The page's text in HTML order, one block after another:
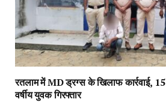
रतलाम में MD ड्रग्स के खिलाफ कार्रवाई,
वर्षीय युवक गिरफ्तार